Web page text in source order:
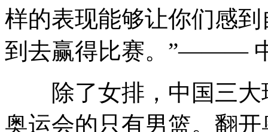
样的表现能够让你们感
到去赢得比赛。”———
除了女排，中国三大
奥运会的只有男篮。翻